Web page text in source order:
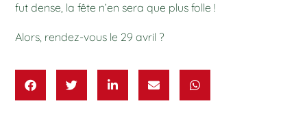
fut dense, la fête n’en sera que plus folle !
Alors, rendez-vous le 29 avril ?